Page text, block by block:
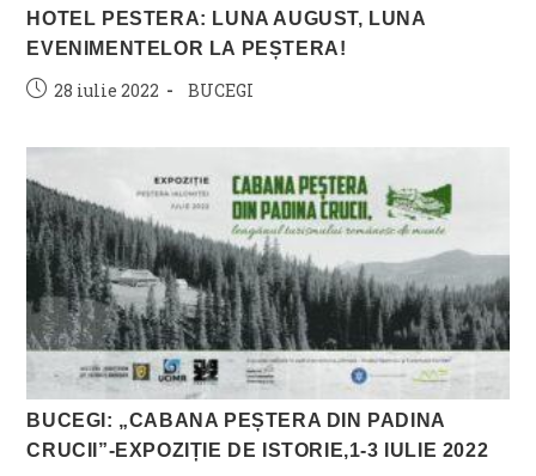
HOTEL PESTERA: LUNA AUGUST, LUNA
EVENIMENTELOR LA PEȘTERA!
Post28 iulie 2022
Post
BUCEGI
BUCEGI: „CABANA PEȘTERA DIN PADINA
CRUCII”-EXPOZIȚIE DE ISTORIE,1-3 IULIE 2022